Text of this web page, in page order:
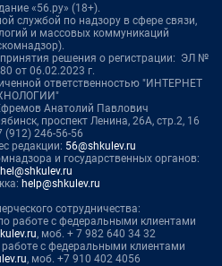
«56.ру» (18+).
службой по надзору в сфере связи,
и массовых коммуникаций
решения о регистрации: ЭЛ №
от 06.02.2023 г.
ответственностью "ИНТЕРНЕТ
Анатолий Павлович
проспект Ленина, 26А, стр.2, 16
(912) 246-56-56
редакции: 56@shkulev.ru
и государственных органов:
help@shkulev.ru
сотрудничества:
работе с федеральными клиентами
, моб. + 7 982 640 34 32
с федеральными клиентами
, моб. +7 910 402 4056